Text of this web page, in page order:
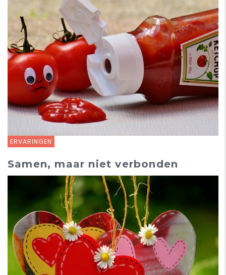
ERVARINGEN
Samen, maar niet verbonden